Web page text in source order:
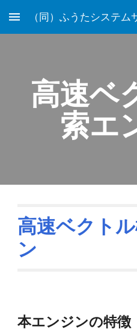
Skip to main content
（同）ふうたシステム
高速ベ
索エ
高速ベクト
ン
本エンジンの特徴